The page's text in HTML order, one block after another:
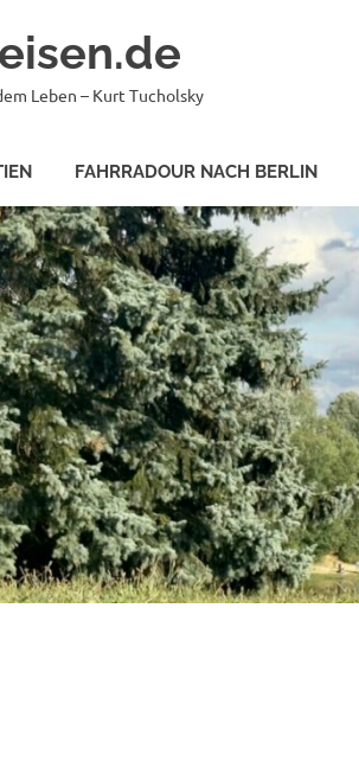
Leben – Kurt Tucholsky
FAHRRADOUR NACH BERLIN